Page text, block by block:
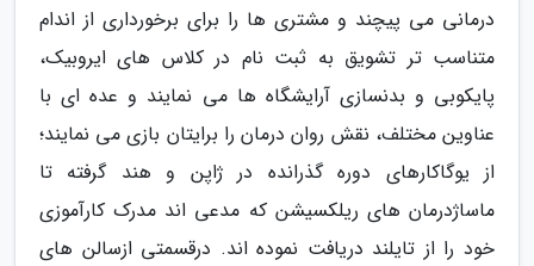
درمانی می پیچند و مشتری ها را برای برخورداری از اندام
متناسب تر تشویق به ثبت نام در کلاس های ایروبیک،
پایکوبی و بدنسازی آرایشگاه ها می نمایند و عده ای با
عناوین مختلف، نقش روان درمان را برایتان بازی می نمایند؛
از یوگاکارهای دوره گذرانده در ژاپن و هند گرفته تا
ماساژدرمان های ریلکسیشن که مدعی اند مدرک کارآموزی
خود را از تایلند دریافت نموده اند. درقسمتی ازسالن های